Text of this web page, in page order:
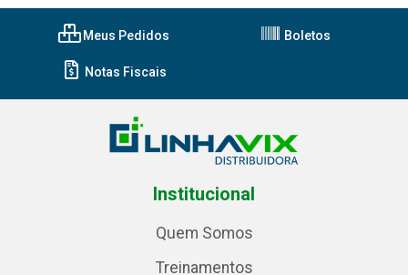
Meus Pedidos Boletos
Notas Fiscais
Institucional
Quem Somos
Treinamentos